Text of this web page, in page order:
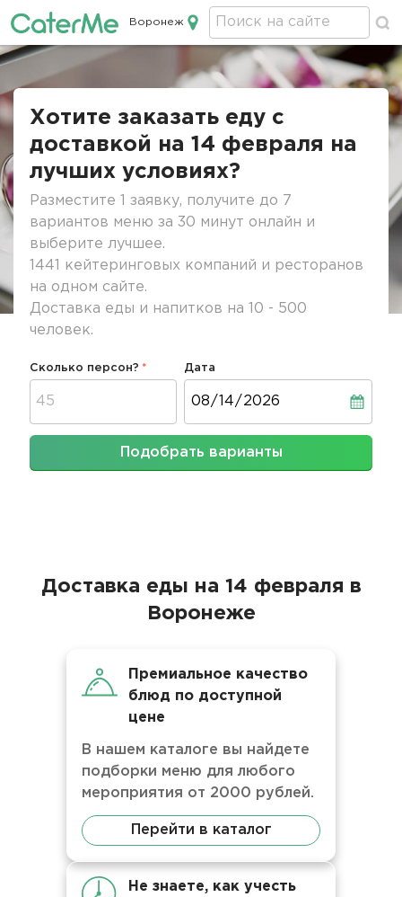
Кейтеринг в Воронеже
Воронеж
Строка
Хотите заказать еду с
доставкой на 14 февраля на
лучших условиях?
Разместите 1 заявку, получите до 7
вариантов меню за 30 минут онлайн и
выберите лучшее.
1441 кейтеринговых компаний и ресторанов
на одном сайте.
Доставка еды и напитков на 10 - 500
человек.
Сколько персон? Дата
Подобрать варианты
Доставка еды на 14 февраля в
Воронеже
Премиальное качество
блюд по доступной
цене
В нашем каталоге вы найдете
подборки меню для любого
мероприятия от 2000 рублей.
Перейти в каталог
Не знаете, как учесть